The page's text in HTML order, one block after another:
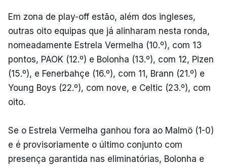
Em zona de play-off estão, além dos ingleses,
outras oito equipas que já alinharam nesta ronda,
nomeadamente Estrela Vermelha (10.º), com 13
pontos, PAOK (12.º) e Bolonha (13.º), com 12, Plzen
(15.º), e Fenerbahçe (16.º), com 11, Brann (21.º) e
Young Boys (22.º), com nove, e Celtic (23.º), com
oito.
Se o Estrela Vermelha ganhou fora ao Malmö (1-0)
e é provisoriamente o último conjunto com
presença garantida nas eliminatórias, Bolonha e